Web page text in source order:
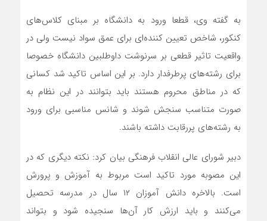
به گفته وی، قطعا ورود به دانشگاه بر مبنای کلاس‌های
کنکور، شاخص تعیین کننده‌ای برای عمق سواد نیست ولی در
واقعیت تاثیر قطعی بر سرنوشت داوطلبین دانشگاه خصوصا
برای رشته‌های پرطرفدار دارد. بر این اساس تاکید شد کسانی
که در مناطق محروم هستند باید بتوانند در این نظام به
صورت متناسب سنجش شوند و شانس مناسبی برای ورود
به رشته‌های پررقابت داشته باشند.
دبیر شورای عالی انقلاب فرهنگی بیان کرد: نکته دیگری که در
این مصوبه مورد تاکید است مربوط به آموزش و پرورش
است. بالاخره دانش آموزان ۱۲ سال در مدرسه تحصیل
می‌کنند و باید ارزش کار آن‌ها سنجیده شود و بتواند